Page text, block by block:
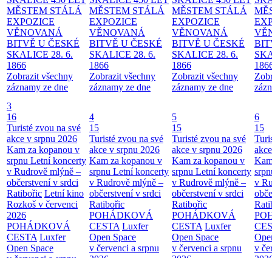
MĚSTEM STÁLÁ
EXPOZICE
VĚNOVANÁ
BITVĚ U ČESKÉ
SKALICE 28. 6.
1866
Zobrazit všechny
záznamy ze dne
MĚSTEM STÁLÁ
EXPOZICE
VĚNOVANÁ
BITVĚ U ČESKÉ
SKALICE 28. 6.
1866
Zobrazit všechny
záznamy ze dne
MĚSTEM STÁLÁ
EXPOZICE
VĚNOVANÁ
BITVĚ U ČESKÉ
SKALICE 28. 6.
1866
Zobrazit všechny
záznamy ze dne
3
16
Turisté zvou na své
akce v srpnu 2026
Kam za kopanou v
srpnu Letní koncerty
v Rudrově mlýně –
občerstvení v srdci
Ratibořic Letní kino
Rozkoš v červenci
2026
POHÁDKOVÁ
CESTA Luxfer
Open Space
4
15
Turisté zvou na své
akce v srpnu 2026
Kam za kopanou v
srpnu Letní koncerty
v Rudrově mlýně –
občerstvení v srdci
Ratibořic
POHÁDKOVÁ
CESTA Luxfer
Open Space
v červenci a srpnu
5
15
Turisté zvou na své
akce v srpnu 2026
Kam za kopanou v
srpnu Letní koncerty
v Rudrově mlýně –
občerstvení v srdci
Ratibořic
POHÁDKOVÁ
CESTA Luxfer
Open Space
v červenci a srpnu
6
15
v
v